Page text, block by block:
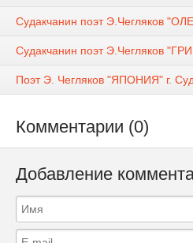
Судакчанин поэт Э.Чегляков
Судакчанин поэт Э.Чегляков
Поэт Э. Чегляков "ЯПОНИЯ" г.
Комментарии (0)
Добавление